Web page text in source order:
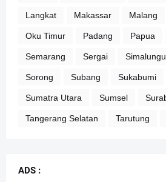
Langkat Makassar Malang
Oku Timur Padang Papua
Semarang Sergai
Sorong Subang Sukabumi
Sumatra Utara Sumsel
Tangerang Selatan Tarutung
ADS :